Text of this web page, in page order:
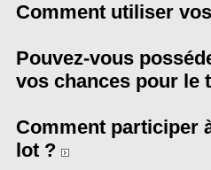
Comment utiliser
Pouvez-vous
vos chances pour le
Comment participer
lot ?